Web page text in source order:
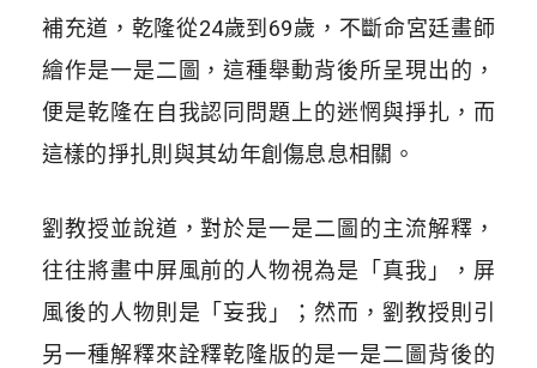
補充道，乾隆從24歲到69歲，不斷命宮廷畫師
繪作是一是二圖，這種舉動背後所呈現出的，
便是乾隆在自我認同問題上的迷惘與掙扎，而
這樣的掙扎則與其幼年創傷息息相關。
劉教授並說道，對於是一是二圖的主流解釋，
往往將畫中屏風前的人物視為是「真我」，屏
風後的人物則是「妄我」；然而，劉教授則引
另一種解釋來詮釋乾隆版的是一是二圖背後的